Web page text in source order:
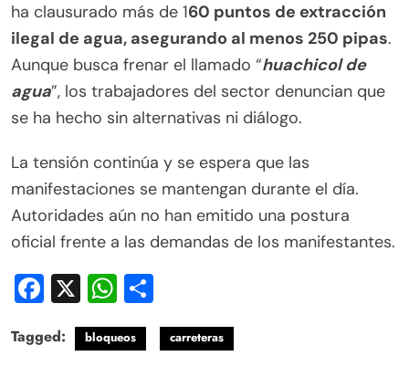
ha clausurado más de 160 puntos de extracción
ilegal de agua, asegurando al menos 250 pipas.
Aunque busca frenar el llamado “huachicol de
agua”, los trabajadores del sector denuncian que
se ha hecho sin alternativas ni diálogo.
La tensión continúa y se espera que las
manifestaciones se mantengan durante el día.
Autoridades aún no han emitido una postura
oficial frente a las demandas de los manifestantes.
Facebook
X WhatsApp
Tagged: bloqueos carreteras